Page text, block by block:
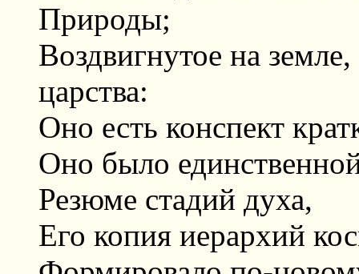
Природы;
Воздвигнутое на
царства:
Оно есть конспект
Оно было
Резюме стадий духа,
Его копия иерархий